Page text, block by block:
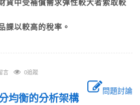
貨中受補償需求彈性較大者索取較
課以較高的稅率。
言 0追蹤
問題討論
均衡的分析架構